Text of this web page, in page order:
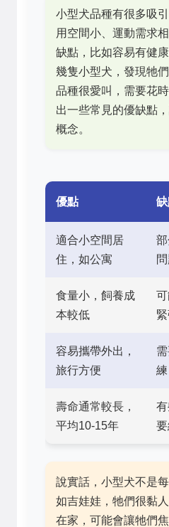
小型犬品種有很多吸
用空間小、運動需求
缺點，比如容易有健
幾隻小型犬，發現牠
品種很愛叫，需要花
出一些常見的優缺點
概念。
優點
適合小空間居
住，如公寓
食量小，飼養成
本較低
容易攜帶外出，
旅行方便
壽命通常較長，
平均10-15年
說實話，小型犬不是
如吉娃娃，牠們很黏
在家，可能會讓牠們